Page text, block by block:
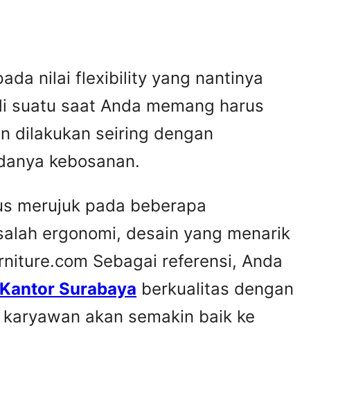
nilai flexibility yang nantinya
suatu saat Anda memang harus
dilakukan seiring dengan
kebosanan.
merujuk pada beberapa
ergonomi, desain yang menarik
Sebagai referensi, Anda
Surabaya berkualitas dengan
akan semakin baik ke